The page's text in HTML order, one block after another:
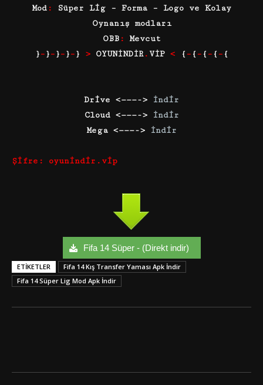
Mod:
Süper Lig – Forma – Logo ve Kolay
Oynanış modları
OBB:Mevcut
}–}–}–}–} >OYUNİNDİR. VİP < {– {– {– {– {
Drive <———->
İndir
Cloud <———->
İndir
Mega <———->
İndir
Şifre: oyunindir.vip
Fifa 14 Süper - (Direkt indir)
ETIKETLER
Fifa 14 Kış Transfer Yaması Apk İndir
Fifa 14 Süper Lig Mod Apk İndir